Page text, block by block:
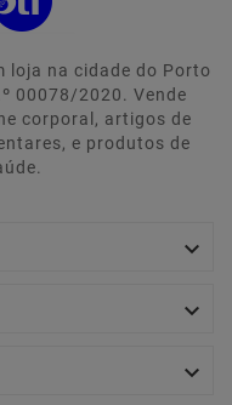
loja na cidade do Porto
00078/2020. Vende
corporal, artigos de
e produtos de


